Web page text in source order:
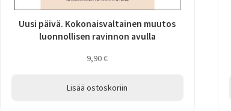
Uusi päivä. Kokonaisvaltainen muutos
luonnollisen ravinnon avulla
9,90€
Lisää ostoskoriin